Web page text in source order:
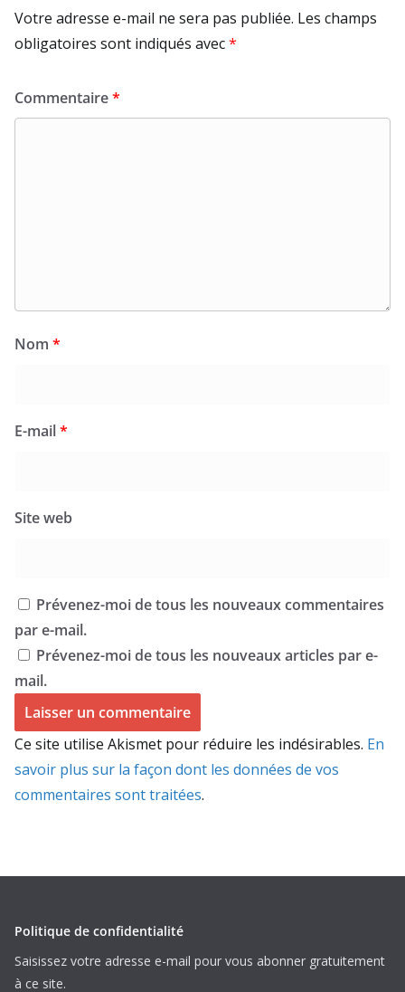
Votre adresse e-mail ne sera pas publiée. Les champs
obligatoires sont indiqués avec*
Commentaire*
Nom *
E-mail*
Site web
Prévenez-moi de tous les nouveaux commentaires
par e-mail.
Prévenez-moi de tous les nouveaux articles par e-
mail.
Ce site utilise Akismet pour réduire les indésirables. En
savoir plus sur la façon dont les données de vos
commentaires sont traitées.
Politique de confidentialité
Saisissez votre adresse e-mail pour vous abonner gratuitement
à ce site.